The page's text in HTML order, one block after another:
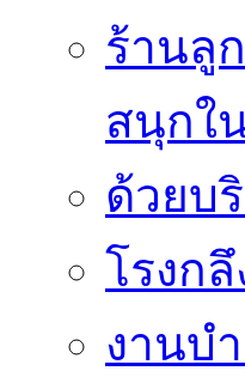
ร้านลู
สนุกใ
ด้วยบ
โรงก
งานบ